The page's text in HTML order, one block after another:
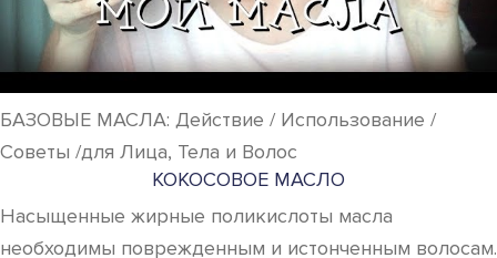
БАЗОВЫЕ МАСЛА: Действие / Использование /
Советы /для Лица, Тела и Волос
КОКОСОВОЕ МАСЛО
Насыщенные жирные поликислоты масла
необходимы поврежденным и истонченным волосам.